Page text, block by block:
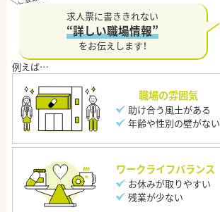
求人票に書ききれない
“詳しい職場情報”
をお伝えします！
職場の雰囲気
助け合う風土がある
年齢や性別の壁がない
ワークライフバランス
お休みが取りやすい
残業が少ない